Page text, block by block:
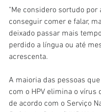
"Me considero sortudo por
conseguir comer e falar,
deixado passar mais
perdido a língua ou até
acrescenta.
A maioria das pessoas
com o HPV elimina o vírus
de acordo com o Serviço